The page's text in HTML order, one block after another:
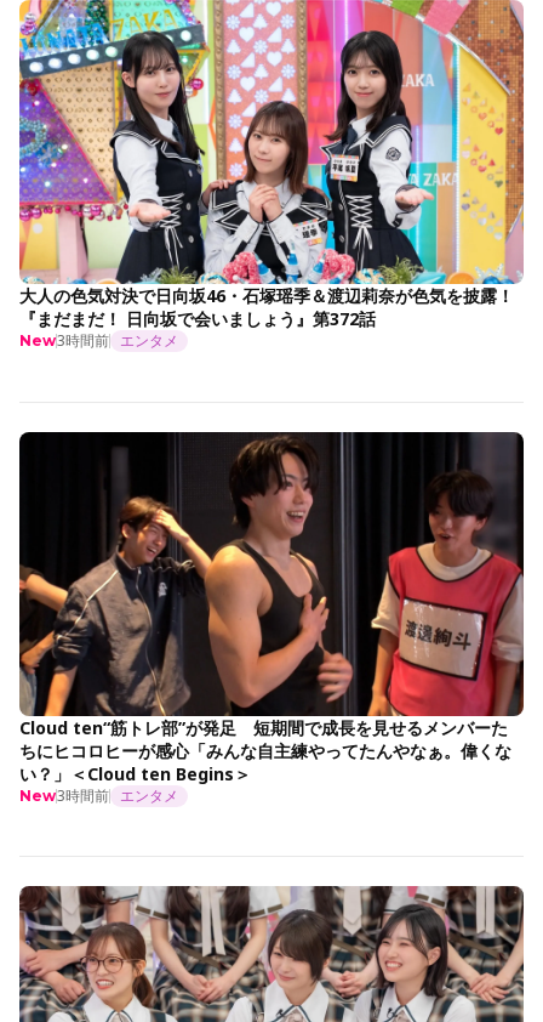
大人の色気対決で日向坂46・石塚瑶季＆渡辺莉奈が色気を披露！
『まだまだ！ 日向坂で会いましょう』第372話
New3時間前 エンタメ
Cloud ten“筋トレ部”が発足 短期間で成長を見せるメンバーた
ちにヒコロヒーが感心「みんな自主練やってたんやなぁ。偉くな
い？」＜Cloud ten Begins＞
New3時間前 エンタメ